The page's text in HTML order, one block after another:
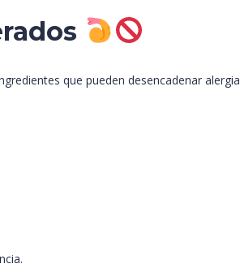
que pueden desencadenar